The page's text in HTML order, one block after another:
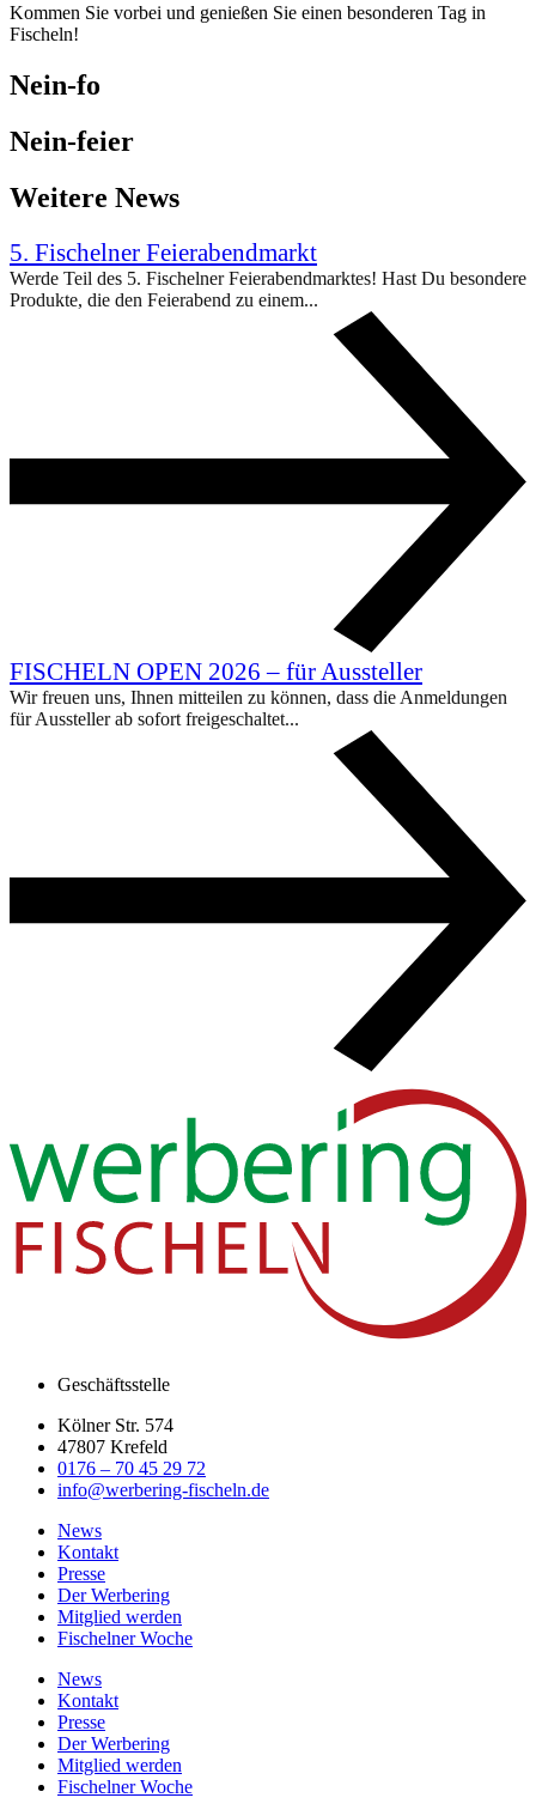
Kommen Sie vorbei und genießen Sie einen besonderen Tag in
Fischeln!
Nein-fo
Nein-feier
Weitere News
5. Fischelner Feierabendmarkt
Werde Teil des 5. Fischelner Feierabendmarktes! Hast Du besondere
Produkte, die den Feierabend zu einem...
FISCHELN OPEN 2026 – für Aussteller
Wir freuen uns, Ihnen mitteilen zu können, dass die Anmeldungen
für Aussteller ab sofort freigeschaltet...
Geschäftsstelle
Kölner Str. 574
47807 Krefeld
0176 – 70 45 29 72
info@werbering-fischeln.de
News
Kontakt
Presse
Der Werbering
Mitglied werden
Fischelner Woche
News
Kontakt
Presse
Der Werbering
Mitglied werden
Fischelner Woche